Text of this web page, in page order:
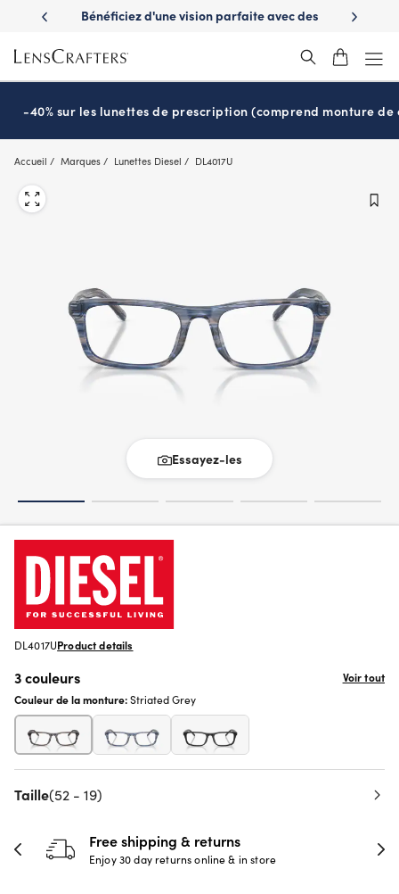
main
content
d'une vision parfaite avec des
Prêt pour l’école avec les verres
-40% sur les lunettes de prescription (comprend monture de
Accueil Marques Lunettes Diesel DL4017U
Essayez-les
DL4017UProduct details
3 couleurs
Voir tout
Couleur de la monture:Striated Grey
Taille(52 - 19)
& in store
30-day happiness
Full refund or replacement